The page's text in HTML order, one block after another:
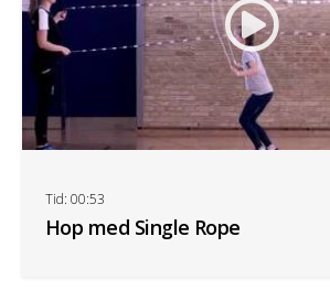
Hop med Single Rope
Tid: 00:53